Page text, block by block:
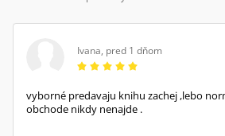
Ivana, pred 1 dňom
vyborné predavaju knihu zachej ,lebo
obchode nikdy nenajde .